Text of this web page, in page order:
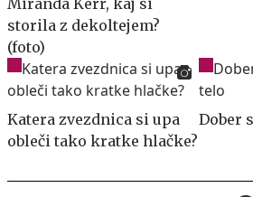
Miranda Kerr, kaj si
storila z dekoltejem?
(foto)
Katera zvezdnica si upa
obleči tako kratke hlačke?
Dober